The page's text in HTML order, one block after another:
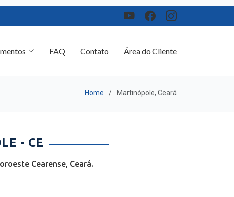
Home Martinópole, Ceará
- CE
Cearense, Ceará.